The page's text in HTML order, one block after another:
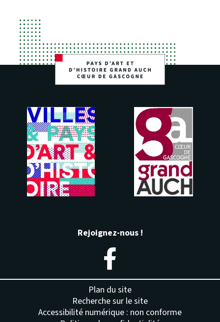
Rejoignez-nous !
– Nouvelle fenêtre
Plan du site
Recherche sur le site
Accessibilité numérique : non conforme